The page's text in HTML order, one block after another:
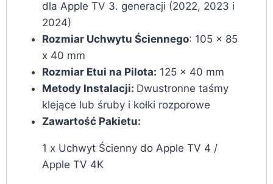
dla Apple TV 3. generacji (2022, 2023 i
2024)
Rozmiar Uchwytu Ściennego: 105 x 85
x 40 mm
Rozmiar Etui na Pilota: 125 x 40 mm
Metody Instalacji: Dwustronne taśmy
klejące lub śruby i kołki rozporowe
Zawartość Pakietu:
1 x Uchwyt Ścienny do Apple TV 4 /
Apple TV 4K